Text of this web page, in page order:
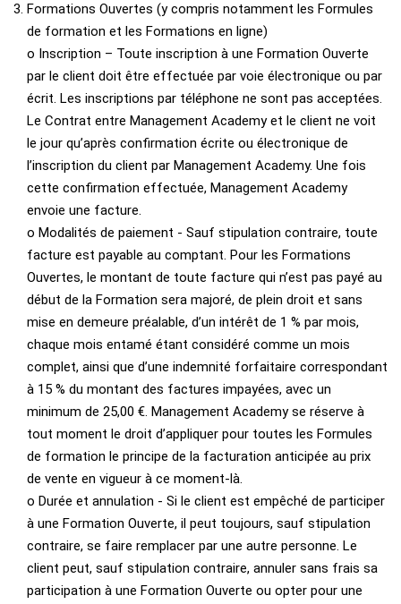
Formations Ouvertes (y compris notamment les Formules
de formation et les Formations en ligne)
o Inscription – Toute inscription à une Formation Ouverte
par le client doit être effectuée par voie électronique ou par
écrit. Les inscriptions par téléphone ne sont pas acceptées.
Le Contrat entre Management Academy et le client ne voit
le jour qu’après confirmation écrite ou électronique de
l’inscription du client par Management Academy. Une fois
cette confirmation effectuée, Management Academy
envoie une facture.
o Modalités de paiement - Sauf stipulation contraire, toute
facture est payable au comptant. Pour les Formations
Ouvertes, le montant de toute facture qui n’est pas payé au
début de la Formation sera majoré, de plein droit et sans
mise en demeure préalable, d’un intérêt de 1 % par mois,
chaque mois entamé étant considéré comme un mois
complet, ainsi que d’une indemnité forfaitaire correspondant
à 15 % du montant des factures impayées, avec un
minimum de 25,00 €. Management Academy se réserve à
tout moment le droit d’appliquer pour toutes les Formules
de formation le principe de la facturation anticipée au prix
de vente en vigueur à ce moment-là.
o Durée et annulation - Si le client est empêché de participer
à une Formation Ouverte, il peut toujours, sauf stipulation
contraire, se faire remplacer par une autre personne. Le
client peut, sauf stipulation contraire, annuler sans frais sa
participation à une Formation Ouverte ou opter pour une